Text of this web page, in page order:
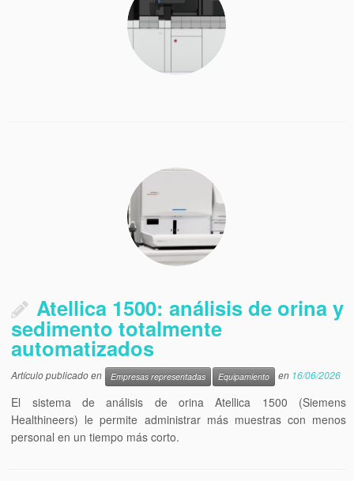
Atellica 1500: análisis de orina y
sedimento totalmente
automatizados
Artículo publicado en Empresas representadas Equipamiento en 16/06/2026
El sistema de análisis de orina Atellica 1500 (Siemens
Healthineers) le permite administrar más muestras con menos
personal en un tiempo más corto.